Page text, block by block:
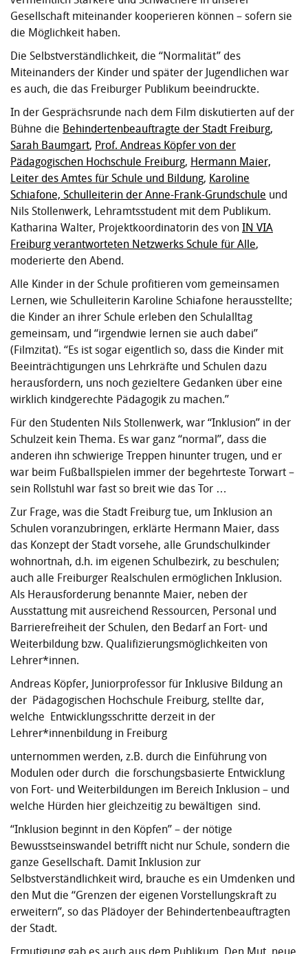
Gesellschaft miteinander kooperieren können – sofern sie
die Möglichkeit haben.
Die Selbstverständlichkeit, die “Normalität” des
Miteinanders der Kinder und später der Jugendlichen war
es auch, die das Freiburger Publikum beeindruckte.
In der Gesprächsrunde nach dem Film diskutierten auf der
Bühne die Behindertenbeauftragte der Stadt Freiburg,
Sarah Baumgart, Prof. Andreas Köpfer von der
Pädagogischen Hochschule Freiburg, Hermann Maier,
Leiter des Amtes für Schule und Bildung, Karoline
Schiafone, Schulleiterin der Anne-Frank-Grundschule und
Nils Stollenwerk, Lehramtsstudent mit dem Publikum.
Katharina Walter, Projektkoordinatorin des von IN VIA
Freiburg verantworteten Netzwerks Schule für Alle,
moderierte den Abend.
Alle Kinder in der Schule profitieren vom gemeinsamen
Lernen, wie Schulleiterin Karoline Schiafone herausstellte;
die Kinder an ihrer Schule erleben den Schulalltag
gemeinsam, und “irgendwie lernen sie auch dabei”
(Filmzitat). “Es ist sogar eigentlich so, dass die Kinder mit
Beeinträchtigungen uns Lehrkräfte und Schulen dazu
herausfordern, uns noch gezieltere Gedanken über eine
wirklich kindgerechte Pädagogik zu machen.”
Für den Studenten Nils Stollenwerk, war “Inklusion” in der
Schulzeit kein Thema. Es war ganz “normal”, dass die
anderen ihn schwierige Treppen hinunter trugen, und er
war beim Fußballspielen immer der begehrteste Torwart –
sein Rollstuhl war fast so breit wie das Tor …
Zur Frage, was die Stadt Freiburg tue, um Inklusion an
Schulen voranzubringen, erklärte Hermann Maier, dass
das Konzept der Stadt vorsehe, alle Grundschulkinder
wohnortnah, d.h. im eigenen Schulbezirk, zu beschulen;
auch alle Freiburger Realschulen ermöglichen Inklusion.
Als Herausforderung benannte Maier, neben der
Ausstattung mit ausreichend Ressourcen, Personal und
Barrierefreiheit der Schulen, den Bedarf an Fort- und
Weiterbildung bzw. Qualifizierungsmöglichkeiten von
Lehrer*innen.
Andreas Köpfer, Juniorprofessor für Inklusive Bildung an
der Pädagogischen Hochschule Freiburg, stellte dar,
welche Entwicklungsschritte derzeit in der
Lehrer*innenbildung in Freiburg
unternommen werden, z.B. durch die Einführung von
Modulen oder durch die forschungsbasierte Entwicklung
von Fort- und Weiterbildungen im Bereich Inklusion – und
welche Hürden hier gleichzeitig zu bewältigen sind.
“Inklusion beginnt in den Köpfen” – der nötige
Bewusstseinswandel betrifft nicht nur Schule, sondern die
ganze Gesellschaft. Damit Inklusion zur
Selbstverständlichkeit wird, brauche es ein Umdenken und
den Mut die “Grenzen der eigenen Vorstellungskraft zu
erweitern”, so das Plädoyer der Behindertenbeauftragten
der Stadt.